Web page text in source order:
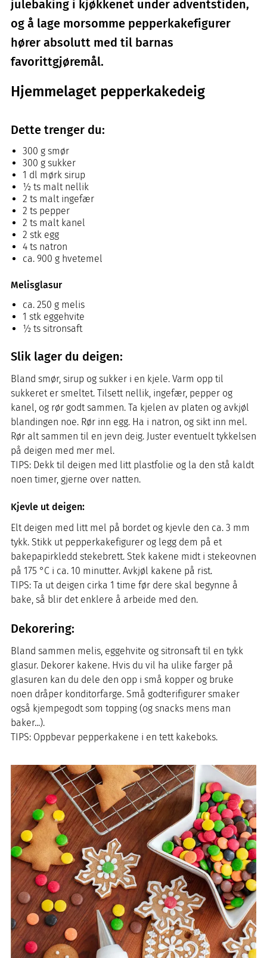
julebaking i kjøkkenet under adventstiden,
og å lage morsomme pepperkakefigurer
hører absolutt med til barnas
favorittgjøremål.
Hjemmelaget pepperkakedeig
Dette trenger du:
300 g smør
300 g sukker
1 dl mørk sirup
1⁄2 ts malt nellik
2 ts malt ingefær
2 ts pepper
2 ts malt kanel
2 stk egg
4 ts natron
ca. 900 g hvetemel
Melisglasur
ca. 250 g melis
1 stk eggehvite
1⁄2 ts sitronsaft
Slik lager du deigen:
Bland smør, sirup og sukker i en kjele. Varm opp til
sukkeret er smeltet. Tilsett nellik, ingefær, pepper og
kanel, og rør godt sammen. Ta kjelen av platen og avkjøl
blandingen noe. Rør inn egg. Ha i natron, og sikt inn mel.
Rør alt sammen til en jevn deig. Juster eventuelt tykkelsen
på deigen med mer mel.
TIPS: Dekk til deigen med litt plastfolie og la den stå kaldt
noen timer, gjerne over natten.
Kjevle ut deigen:
Elt deigen med litt mel på bordet og kjevle den ca. 3 mm
tykk. Stikk ut pepperkakefigurer og legg dem på et
bakepapirkledd stekebrett. Stek kakene midt i stekeovnen
på 175 °C i ca. 10 minutter. Avkjøl kakene på rist.
TIPS: Ta ut deigen cirka 1 time før dere skal begynne å
bake, så blir det enklere å arbeide med den.
Dekorering:
Bland sammen melis, eggehvite og sitronsaft til en tykk
glasur. Dekorer kakene. Hvis du vil ha ulike farger på
glasuren kan du dele den opp i små kopper og bruke
noen dråper konditorfarge. Små godterifigurer smaker
også kjempegodt som topping (og snacks mens man
baker...).
TIPS: Oppbevar pepperkakene i en tett kakeboks.